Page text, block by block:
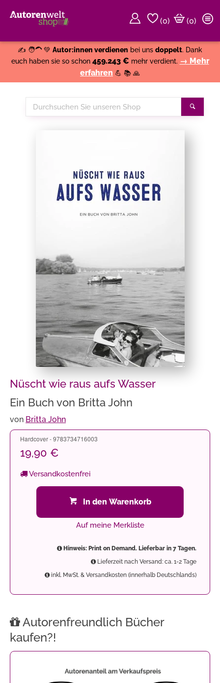
(0)
(0)
✍️ 🧑‍🦱 💚 Autor:innen verdienen bei uns doppelt. Dank
euch haben sie so schon 459.243 € mehr verdient. → Mehr
erfahren 💪 📚 🙏
Durchsuchen
Sie
Nüscht wie raus aufs Wasser
Ein Buch von Britta John
von Britta John
Hardcover - 9783734716003
19,90 €
Versandkostenfrei
In den Warenkorb
Auf meine Merkliste
Hinweis: Print on Demand. Lieferbar in 7 Tagen.
Lieferzeit nach Versand: ca. 1-2 Tage
inkl. MwSt. & Versandkosten (innerhalb Deutschlands)
Autorenfreundlich Bücher
kaufen?!